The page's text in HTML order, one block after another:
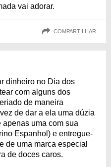
vai adorar.
COMPARTILHAR
dinheiro no Dia dos
com alguns dos
de maneira
de dar a ela uma dúzia
uma com sua
Espanhol) e entregue-
de uma marca especial
de doces caros.